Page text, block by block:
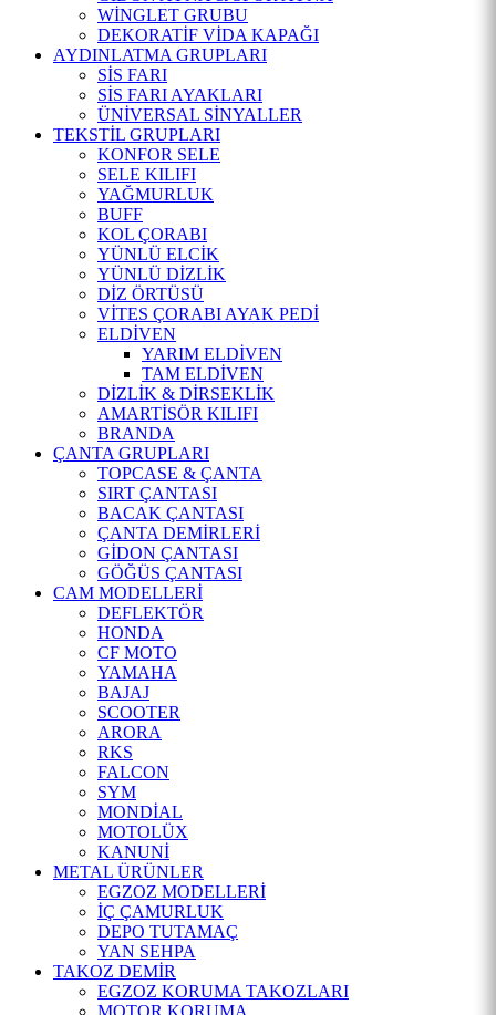
WİNGLET GRUBU
DEKORATİF VİDA KAPAĞI
AYDINLATMA GRUPLARI
SİS FARI
SİS FARI AYAKLARI
ÜNİVERSAL SİNYALLER
TEKSTİL GRUPLARI
KONFOR SELE
SELE KILIFI
YAĞMURLUK
BUFF
KOL ÇORABI
YÜNLÜ ELCİK
YÜNLÜ DİZLİK
DİZ ÖRTÜSÜ
VİTES ÇORABI AYAK PEDİ
ELDİVEN
YARIM ELDİVEN
TAM ELDİVEN
DİZLİK & DİRSEKLİK
AMARTİSÖR KILIFI
BRANDA
ÇANTA GRUPLARI
TOPCASE & ÇANTA
SIRT ÇANTASI
BACAK ÇANTASI
ÇANTA DEMİRLERİ
GİDON ÇANTASI
GÖĞÜS ÇANTASI
CAM MODELLERİ
DEFLEKTÖR
HONDA
CF MOTO
YAMAHA
BAJAJ
SCOOTER
ARORA
RKS
FALCON
SYM
MONDİAL
MOTOLÜX
KANUNİ
METAL ÜRÜNLER
EGZOZ MODELLERİ
İÇ ÇAMURLUK
DEPO TUTAMAÇ
YAN SEHPA
TAKOZ DEMİR
EGZOZ KORUMA TAKOZLARI